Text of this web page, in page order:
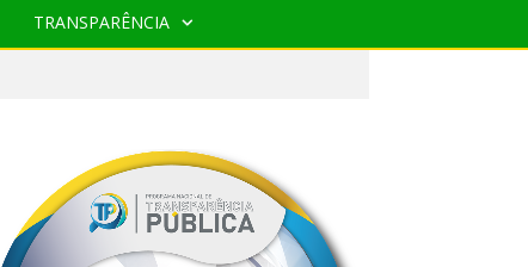
TRANSPARÊNCIA